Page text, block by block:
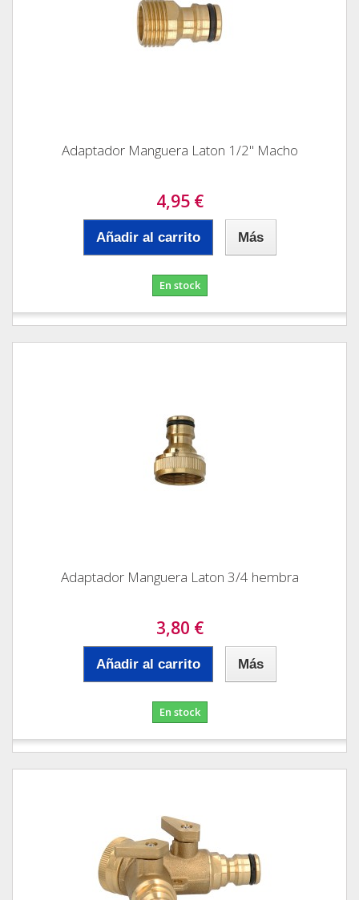
Adaptador Manguera Laton 1/2" Macho
4,95 €
Añadir al carrito Más
En stock
Adaptador Manguera Laton 3/4 hembra
3,80 €
Añadir al carrito Más
En stock